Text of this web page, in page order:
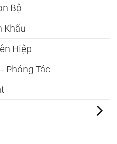
Bộ
Khấu
Hiệp
Phóng Tác